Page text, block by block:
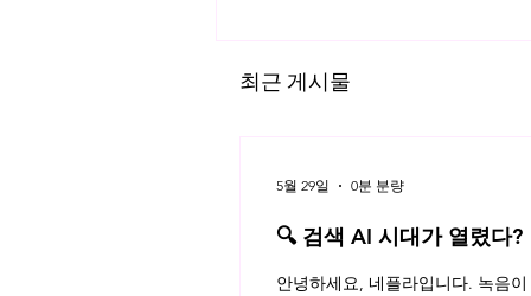
저작물 인터넷 링크의 위법성
최근 게시물
🔍 검색 AI 시대가 열렸다
플라 법률레터
안녕하세요, 네플라입니다. 녹음
5월 29일 0분 분량